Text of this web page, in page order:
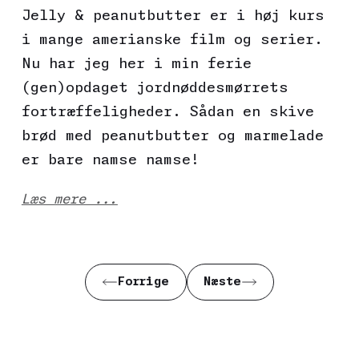
Jelly & peanutbutter er i høj kurs
i mange amerianske film og serier.
Nu har jeg her i min ferie
(gen)opdaget jordnøddesmørrets
fortræffeligheder. Sådan en skive
brød med peanutbutter og marmelade
er bare namse namse!
Læs mere ...
Forrige Næste